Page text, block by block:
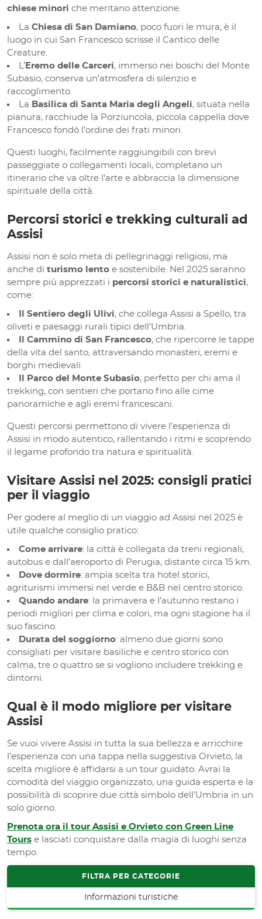
chiese minori che meritano attenzione.
La Chiesa di San Damiano, poco fuori le mura, è il
luogo in cui San Francesco scrisse il Cantico delle
Creature.
L’ Eremo delle Carceri, immerso nei boschi del Monte
Subasio, conserva un’atmosfera di silenzio e
raccoglimento.
La Basilica di Santa Maria degli Angeli, situata nella
pianura, racchiude la Porziuncola, piccola cappella dove
Francesco fondò l’ordine dei frati minori.
Questi luoghi, facilmente raggiungibili con brevi
passeggiate o collegamenti locali, completano un
itinerario che va oltre l’arte e abbraccia la dimensione
spirituale della città.
Percorsi storici e trekking culturali ad
Assisi
Assisi non è solo meta di pellegrinaggi religiosi, ma
anche di turismo lento e sostenibile. Nel 2025 saranno
sempre più apprezzati i percorsi storici e naturalistici,
come:
Il Sentiero degli Ulivi, che collega Assisi a Spello, tra
oliveti e paesaggi rurali tipici dell’Umbria.
Il Cammino di San Francesco, che ripercorre le tappe
della vita del santo, attraversando monasteri, eremi e
borghi medievali.
Il Parco del Monte Subasio, perfetto per chi ama il
trekking, con sentieri che portano fino alle cime
panoramiche e agli eremi francescani.
Questi percorsi permettono di vivere l’esperienza di
Assisi in modo autentico, rallentando i ritmi e scoprendo
il legame profondo tra natura e spiritualità.
Visitare Assisi nel 2025: consigli pratici
per il viaggio
Per godere al meglio di un viaggio ad Assisi nel 2025 è
utile qualche consiglio pratico:
Come arrivare: la città è collegata da treni regionali,
autobus e dall’aeroporto di Perugia, distante circa 15 km.
Dove dormire: ampia scelta tra hotel storici,
agriturismi immersi nel verde e B&B nel centro storico.
Quando andare: la primavera e l’autunno restano i
periodi migliori per clima e colori, ma ogni stagione ha il
suo fascino.
Durata del soggiorno: almeno due giorni sono
consigliati per visitare basiliche e centro storico con
calma, tre o quattro se si vogliono includere trekking e
dintorni.
Qual è il modo migliore per visitare
Assisi
Se vuoi vivere Assisi in tutta la sua bellezza e arricchire
l’esperienza con una tappa nella suggestiva Orvieto, la
scelta migliore è affidarsi a un tour guidato. Avrai la
comodità del viaggio organizzato, una guida esperta e la
possibilità di scoprire due città simbolo dell’Umbria in un
solo giorno.
Prenota ora il tour Assisi e Orvieto con Green Line
Tours e lasciati conquistare dalla magia di luoghi senza
tempo.
FILTRA PER CATEGORIE
Informazioni turistiche